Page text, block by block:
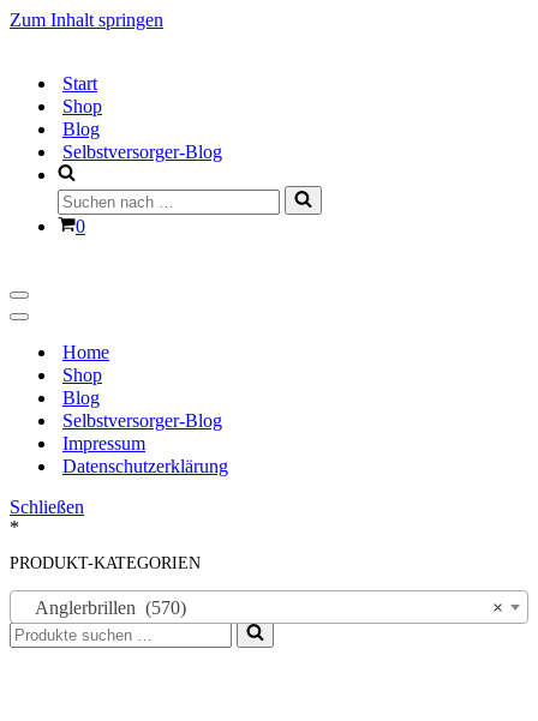
Zum Inhalt springen
Start
Shop
Blog
Selbstversorger-Blog
Suchen
nach …
Warenkorb
0
Navigationsmenü
Navigationsmenü
Home
Shop
Blog
Selbstversorger-Blog
Impressum
Datenschutzerklärung
Schließen
*
PRODUKT-KATEGORIEN
×
Anglerbrillen (570)
Suchen
nach …